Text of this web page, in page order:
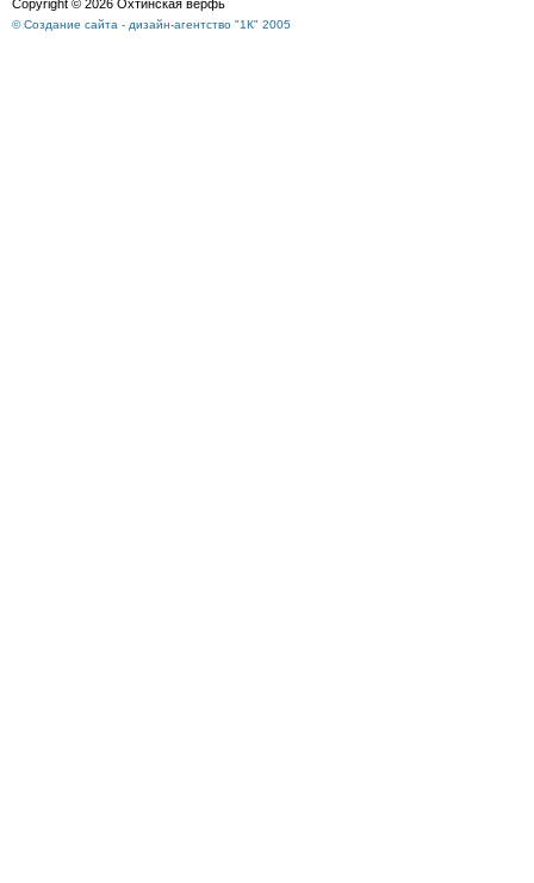
Copyright © 2026 Охтинская верфь
© Создание сайта - дизайн-агентство "1К" 2005